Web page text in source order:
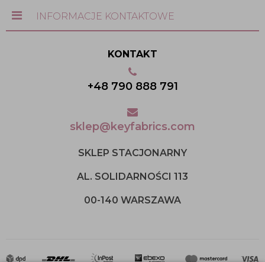
INFORMACJE KONTAKTOWE
KONTAKT
+48 790 888 791
sklep@keyfabrics.com
SKLEP STACJONARNY
AL. SOLIDARNOŚCI 113
00-140 WARSZAWA